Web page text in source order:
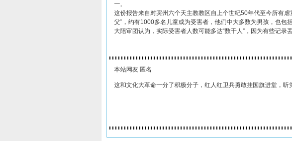
一。
这份报告来自对宾州六个天主教教区自上个世纪50年代至今所有
父”，约有1000多名儿童成为受害者，他们中大多数为男孩，也包括
大陪审团认为，实际受害者人数可能多达“数千人”，因为有些记录
本站网友 匿名
这和文化大革命一分了积极分子，红人红卫兵勇敢挂国旗进堂，听